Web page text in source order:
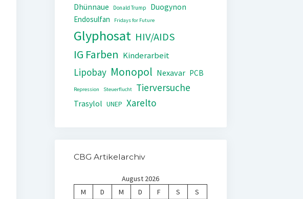
Dhünnaue Donald Trump
Duogynon
Endosulfan
Fridays for Future
Glyphosat HIV/AIDS
IG Farben Kinderarbeit
Lipobay Monopol Nexavar PCB
Repression Steuerflucht Tierversuche
Trasylol UNEP Xarelto
CBG Artikelarchiv
August 2026
M
D M D F S
S